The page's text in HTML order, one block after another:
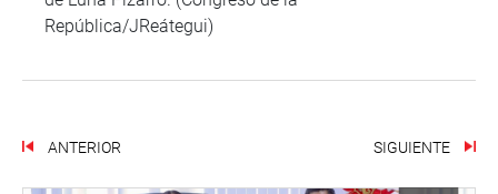
República/JReátegui)
ANTERIOR SIGUIENTE